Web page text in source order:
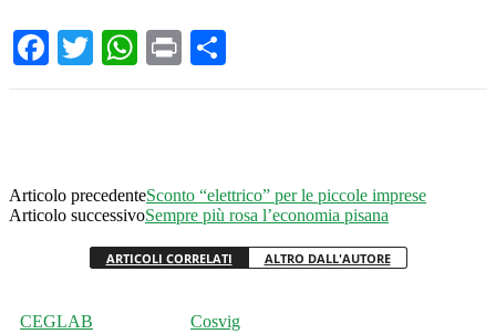
Facebook
TwitterWhatsApp
Print
Articolo precedenteSconto “elettrico” per le piccole imprese
Articolo successivoSempre più rosa l’economia pisana
ARTICOLI CORRELATI ALTRO DALL'AUTORE
CEGLAB Cosvig